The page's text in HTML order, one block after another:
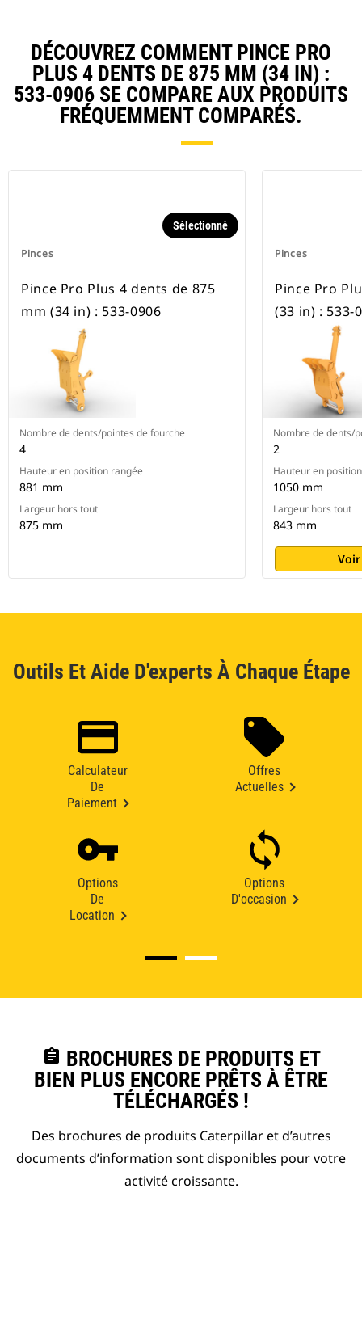
DÉCOUVREZ COMMENT PINCE PRO
PLUS 4 DENTS DE 875 MM (34 IN) :
533-0906 SE COMPARE AUX PRODUITS
FRÉQUEMMENT COMPARÉS.
Pinces
Sélectionné
Pince Pro Plus 4 dents de 875
mm (34 in) : 533-0906
Nombre de dents/pointes de fourche
4
Hauteur en position rangée
881 mm
Largeur hors tout
875 mm
Pinces
Pince Pro
(33 in) : 533-
Nombre de dents/
2
Hauteur en
1050 mm
Largeur hors tout
843 mm
Outils Et Aide D'experts À Chaque Étape
Calculateur
De
Paiement
Offres
Actuelles
Options
De
Location
Options
D'occasion
assignment BROCHURES DE PRODUITS ET
BIEN PLUS ENCORE PRÊTS À ÊTRE
TÉLÉCHARGÉS !
Des brochures de produits Caterpillar et d’autres
documents d’information sont disponibles pour votre
activité croissante.